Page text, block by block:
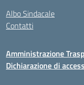
Albo Sindacale
Contatti
Amministrazione
Dichiarazione di